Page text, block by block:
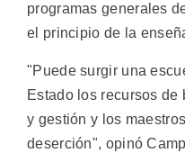
programas generales
el principio de la
"Puede surgir una
Estado los recursos
y gestión y los
deserción", opinó